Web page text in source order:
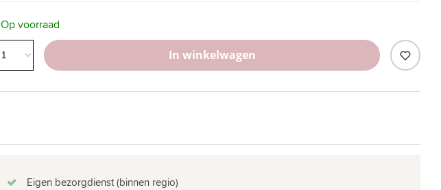
Op voorraad
In winkelwagen
Eigen bezorgdienst (binnen regio)